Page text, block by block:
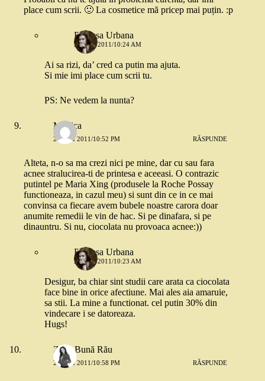
place cum scrii. 🙂 La cosmetice mă pricep mai puțin. :p
Printesa Urbana
24 MAI 2011/10:24 AM
Ai sa rizi, da’ cred ca putin ma ajuta.
Si mie imi place cum scrii tu.
PS: Ne vedem la nunta?
Monica
23 MAI 2011/10:52 PM RĂSPUNDE
Alteta, n-o sa ma crezi nici pe mine, dar cu sau fara
acnee stralucirea-ti de printesa e aceeasi. O contrazic
putintel pe Maria Xing (produsele la Roche Possay
functioneaza, in cazul meu) si sunt din ce in ce mai
convinsa ca fiecare avem bubele noastre carora doar
anumite remedii le vin de hac. Si pe dinafara, si pe
dinauntru. Si nu, ciocolata nu provoaca acnee:))
Printesa Urbana
24 MAI 2011/10:23 AM
Desigur, ba chiar sint studii care arata ca ciocolata
face bine in orice afectiune. Mai ales aia amaruie,
sa stii. La mine a functionat. cel putin 30% din
vindecare i se datoreaza.
Hugs!
Zâna Bună Rău
23 MAI 2011/10:58 PM RĂSPUNDE